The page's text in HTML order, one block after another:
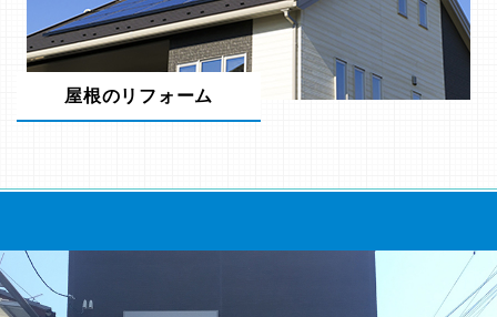
屋根のリフォーム